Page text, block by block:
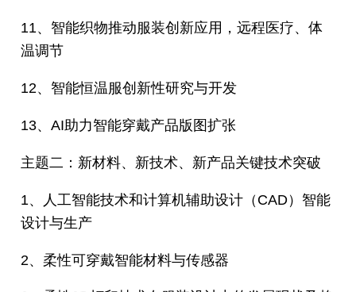
11、智能织物推动服装创新应用，远程医疗、体
温调节
12、智能恒温服创新性研究与开发
13、AI助力智能穿戴产品版图扩张
主题二：新材料、新技术、新产品关键技术突破
1、人工智能技术和计算机辅助设计（CAD）智能
设计与生产
2、柔性可穿戴智能材料与传感器